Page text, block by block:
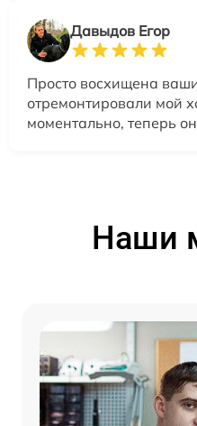
Давыдов Егор
Просто восхищена
отремонтировали мой
моментально, теперь
Наши